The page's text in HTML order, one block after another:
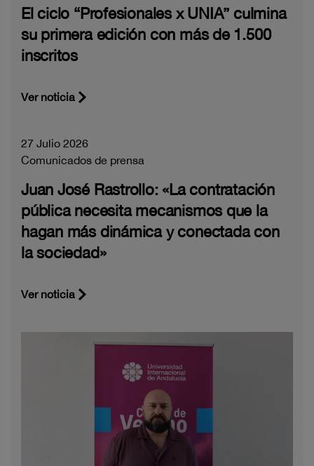
El ciclo “Profesionales x UNIA” culmina
su primera edición con más de 1.500
inscritos
Ver noticia
27 Julio 2026
Comunicados de prensa
Juan José Rastrollo: «La contratación
pública necesita mecanismos que la
hagan más dinámica y conectada con
la sociedad»
Ver noticia